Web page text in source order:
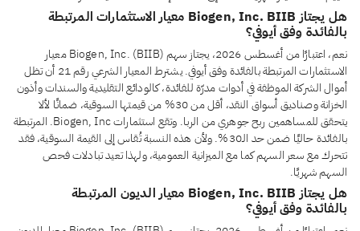
هل يجتاز Biogen, Inc. BIIB معيار الاستثمارات المرتبطة
بالفائدة وفق أيوفي؟
نعم، اعتبارًا من أغسطس 2026، يجتاز سهم Biogen, Inc. (BIIB) معيار
الاستثمارات المرتبطة بالفائدة وفق أيوفي. يشترط المعيار الشرعي رقم 21 أن تظل
أموال الشركة الموظفة في أدوات مدرّة للفائدة، كالودائع التقليدية والسندات وأذون
الخزانة وصناديق أسواق النقد، أقل من 30% من قيمتها السوقية، ضمانًا لألا
يتحقق للمساهمين ربح جوهري من الربا. وتقع استثمارات Biogen, Inc. المرتبطة
بالفائدة حاليًا ضمن حد الـ30%. ولأن هذه النسبة تُقاس إلى القيمة السوقية، فقد
تتحرك مع سعر السهم كما مع الميزانية العمومية، ولهذا تعيد تبادلات فحص
السهم شهريًا.
هل يجتاز Biogen, Inc. BIIB معيار الديون المرتبطة
بالفائدة وفق أيوفي؟